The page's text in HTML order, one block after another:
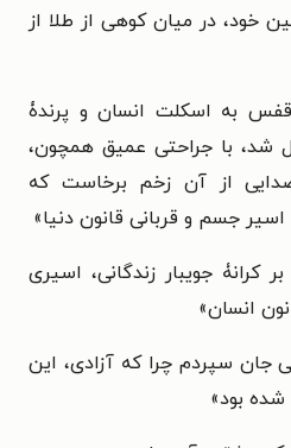
خود، در میان کوهی از طلا از
قفس به اسکلت انسان و پرندۀ
شد، با جراحتی عمیق همچون،
از آن زخم برخاست که
جسم و قربانی قانون دنیا»
کرانۀ جویبار زندگانی، اسیری
انسان»
جان سپردم چرا که آزادی، این
شده ‌بود»